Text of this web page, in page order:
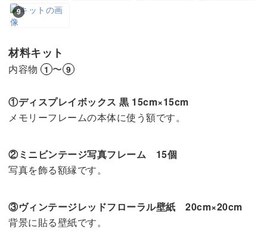
9
材料キット
内容物 1 〜 9
①ディスプレイボックス 黒 15cm×15cm
メモリーフレームの本体に使う額です。
②ミニビンテージ写真フレーム 15個
写真を飾る額縁です。
③ヴィンテージレッドフローラル壁紙 20cm×20cm
背景に貼る壁紙です。